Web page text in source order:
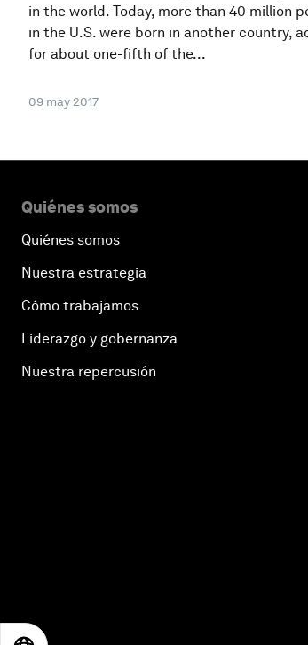
in the world. Today, more than 40 million
in the U.S. were born in another country,
for about one-fifth of the...
09 may 2017
Quiénes somos
Quiénes somos
Nuestra estrategia
Cómo trabajamos
Liderazgo y gobernanza
Nuestra repercusión